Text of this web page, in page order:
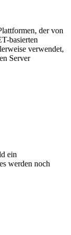
der von
basierten
verwendet,
Server
ein
werden noch